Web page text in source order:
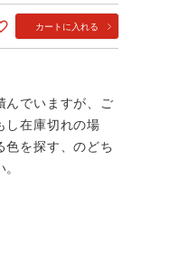
カートに入れる
んでいますが、ご
し在庫切れの場
色を探す、のどち